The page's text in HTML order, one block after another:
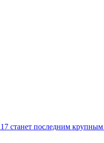
станет последним